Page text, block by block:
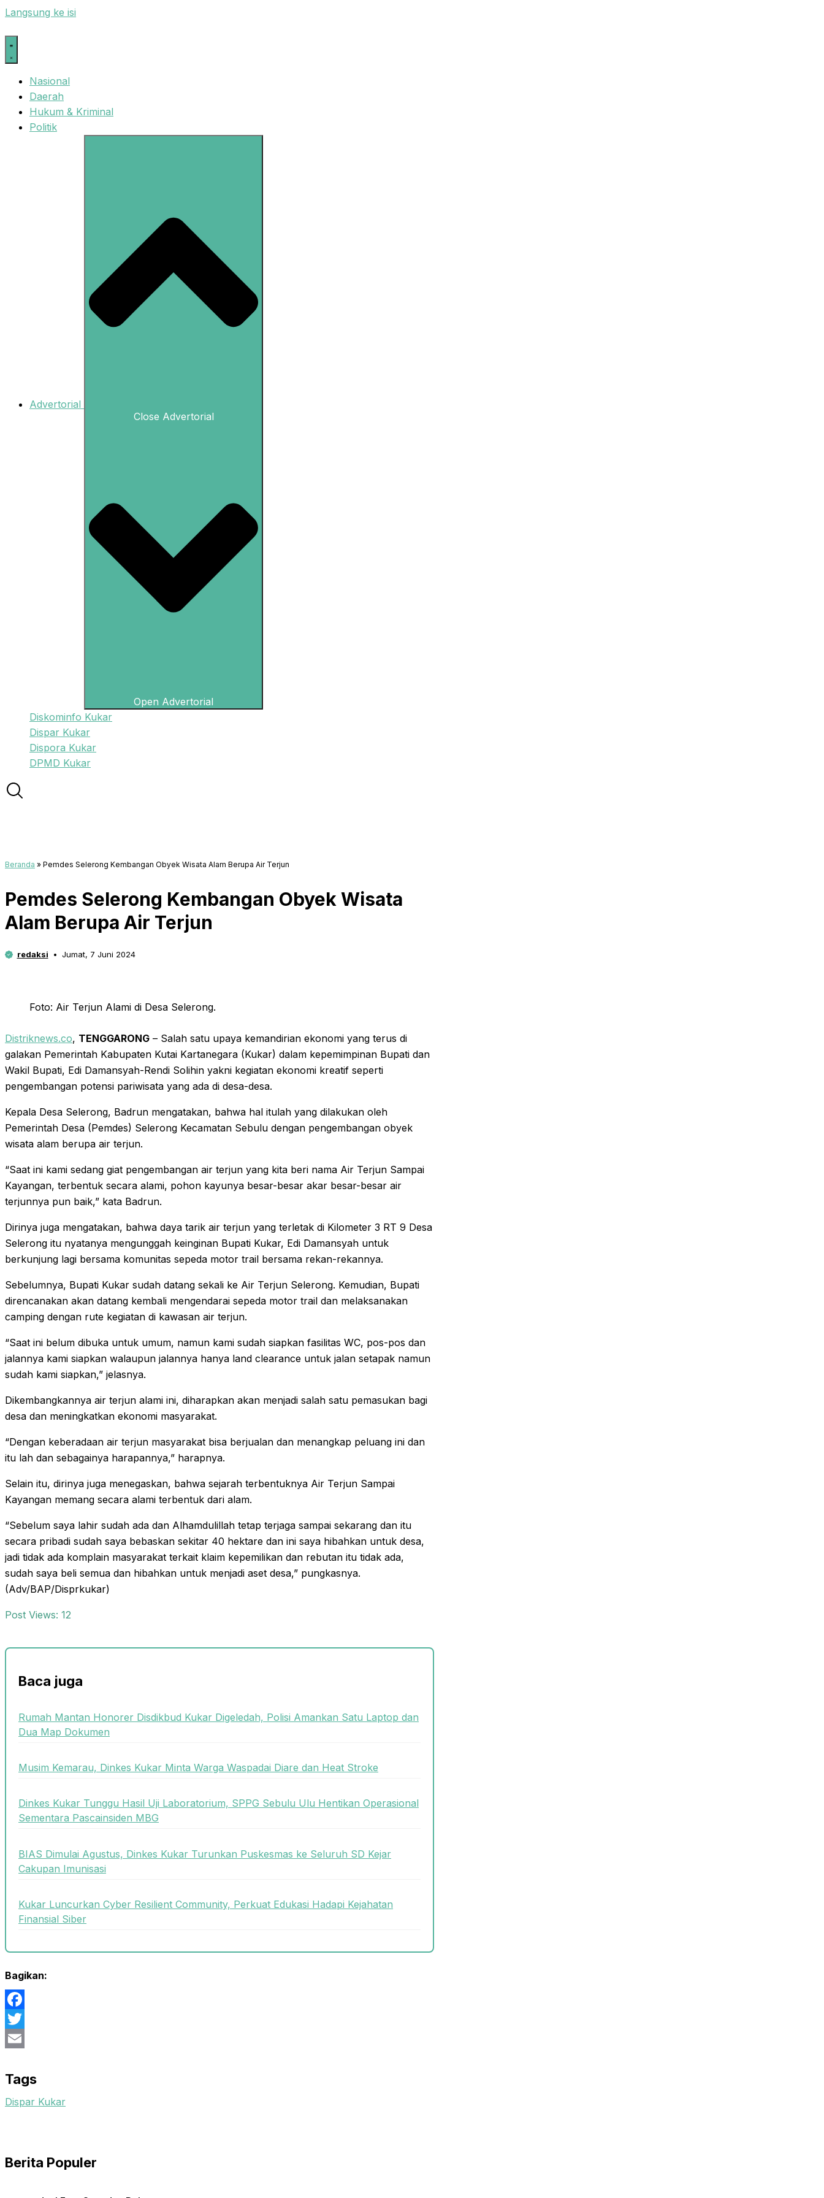
Langsung ke isi
Nasional
Daerah
Hukum & Kriminal
Politik
Advertorial
Close Advertorial
Open Advertorial
Diskominfo Kukar
Dispar Kukar
Dispora Kukar
DPMD Kukar
Beranda » Pemdes Selerong Kembangan Obyek Wisata Alam Berupa Air Terjun
Pemdes Selerong Kembangan Obyek Wisata
Alam Berupa Air Terjun
redaksi Jumat, 7 Juni 2024
Foto: Air Terjun Alami di Desa Selerong.
Distriknews.co, TENGGARONG – Salah satu upaya kemandirian ekonomi yang terus di
galakan Pemerintah Kabupaten Kutai Kartanegara (Kukar) dalam kepemimpinan Bupati dan
Wakil Bupati, Edi Damansyah-Rendi Solihin yakni kegiatan ekonomi kreatif seperti
pengembangan potensi pariwisata yang ada di desa-desa.
Kepala Desa Selerong, Badrun mengatakan, bahwa hal itulah yang dilakukan oleh
Pemerintah Desa (Pemdes) Selerong Kecamatan Sebulu dengan pengembangan obyek
wisata alam berupa air terjun.
“Saat ini kami sedang giat pengembangan air terjun yang kita beri nama Air Terjun Sampai
Kayangan, terbentuk secara alami, pohon kayunya besar-besar akar besar-besar air
terjunnya pun baik,” kata Badrun.
Dirinya juga mengatakan, bahwa daya tarik air terjun yang terletak di Kilometer 3 RT 9 Desa
Selerong itu nyatanya mengunggah keinginan Bupati Kukar, Edi Damansyah untuk
berkunjung lagi bersama komunitas sepeda motor trail bersama rekan-rekannya.
Sebelumnya, Bupati Kukar sudah datang sekali ke Air Terjun Selerong. Kemudian, Bupati
direncanakan akan datang kembali mengendarai sepeda motor trail dan melaksanakan
camping dengan rute kegiatan di kawasan air terjun.
“Saat ini belum dibuka untuk umum, namun kami sudah siapkan fasilitas WC, pos-pos dan
jalannya kami siapkan walaupun jalannya hanya land clearance untuk jalan setapak namun
sudah kami siapkan,” jelasnya.
Dikembangkannya air terjun alami ini, diharapkan akan menjadi salah satu pemasukan bagi
desa dan meningkatkan ekonomi masyarakat.
“Dengan keberadaan air terjun masyarakat bisa berjualan dan menangkap peluang ini dan
itu lah dan sebagainya harapannya,” harapnya.
Selain itu, dirinya juga menegaskan, bahwa sejarah terbentuknya Air Terjun Sampai
Kayangan memang secara alami terbentuk dari alam.
“Sebelum saya lahir sudah ada dan Alhamdulillah tetap terjaga sampai sekarang dan itu
secara pribadi sudah saya bebaskan sekitar 40 hektare dan ini saya hibahkan untuk desa,
jadi tidak ada komplain masyarakat terkait klaim kepemilikan dan rebutan itu tidak ada,
sudah saya beli semua dan hibahkan untuk menjadi aset desa,” pungkasnya.
(Adv/BAP/Disprkukar)
Post Views: 12
Baca juga
Rumah Mantan Honorer Disdikbud Kukar Digeledah, Polisi Amankan Satu Laptop dan
Dua Map Dokumen
Musim Kemarau, Dinkes Kukar Minta Warga Waspadai Diare dan Heat Stroke
Dinkes Kukar Tunggu Hasil Uji Laboratorium, SPPG Sebulu Ulu Hentikan Operasional
Sementara Pascainsiden MBG
BIAS Dimulai Agustus, Dinkes Kukar Turunkan Puskesmas ke Seluruh SD Kejar
Cakupan Imunisasi
Kukar Luncurkan Cyber Resilient Community, Perkuat Edukasi Hadapi Kejahatan
Finansial Siber
Bagikan:
Facebook
Twitter
Tags
Dispar Kukar
Berita Populer